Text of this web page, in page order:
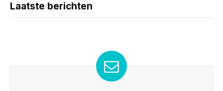
Laatste berichten